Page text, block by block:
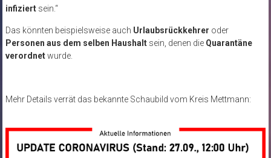
infiziertsein.“
Das könnten beispielsweise auch Urlaubsrückkehrer oder
Personen aus dem selben Haushaltsein, denen die Quarantäne
verordnetwurde.
Mehr Details verrät das bekannte Schaubild vom Kreis Mettmann: